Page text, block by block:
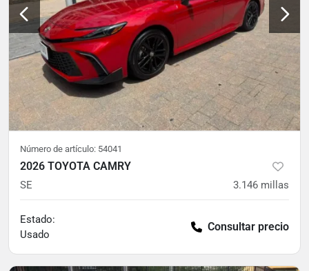
Número de artículo: 54041
2026 TOYOTA CAMRY
SE 3.146 millas
Estado:
Usado
Consultar precio